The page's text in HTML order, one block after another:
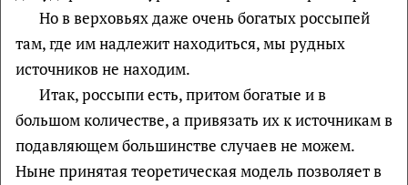
Но в верховьях даже очень богатых россыпей
там, где им надлежит находиться, мы рудных
источников не находим.
Итак, россыпи есть, притом богатые и в
большом количестве, а привязать их к источникам в
подавляющем большинстве случаев не можем.
Ныне принятая теоретическая модель позволяет в